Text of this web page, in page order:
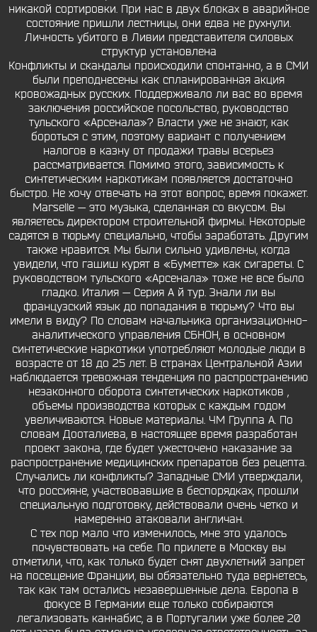
никакой сортировки. При нас в двух блоках в аварийное
состояние пришли лестницы, они едва не рухнули.
Личность убитого в Ливии представителя силовых
структур установлена
Конфликты и скандалы происходили спонтанно, а в СМИ
были преподнесены как спланированная акция
кровожадных русских. Поддерживало ли вас во время
заключения российское посольство, руководство
тульского «Арсенала»? Власти уже не знают, как
бороться с этим, поэтому вариант с получением
налогов в казну от продажи травы всерьез
рассматривается. Помимо этого, зависимость к
синтетическим наркотикам появляется достаточно
быстро. Не хочу отвечать на этот вопрос, время покажет.
Marselle — это музыка, сделанная со вкусом. Вы
являетесь директором строительной фирмы. Некоторые
садятся в тюрьму специально, чтобы заработать. Другим
также нравится. Мы были сильно удивлены, когда
увидели, что гашиш курят в «Буметте» как сигареты. С
руководством тульского «Арсенала» тоже не все было
гладко. Италия — Серия А й тур. Знали ли вы
французский язык до попадания в тюрьму? Что вы
имели в виду? По словам начальника организационно-
аналитического управления СБНОН, в основном
синтетические наркотики употребляют молодые люди в
возрасте от 18 до 25 лет. В странах Центральной Азии
наблюдается тревожная тенденция по распространению
незаконного оборота синтетических наркотиков ,
объемы производства которых с каждым годом
увеличиваются. Новые материалы. ЧМ Группа A. По
словам Дооталиева, в настоящее время разработан
проект закона, где будет ужесточено наказание за
распространение медицинских препаратов без рецепта.
Случались ли конфликты? Западные СМИ утверждали,
что россияне, участвовавшие в беспорядках, прошли
специальную подготовку, действовали очень четко и
намеренно атаковали англичан.
С тех пор мало что изменилось, мне это удалось
почувствовать на себе. По прилете в Москву вы
отметили, что, как только будет снят двухлетний запрет
на посещение Франции, вы обязательно туда вернетесь,
так как там остались незавершенные дела. Европа в
фокусе В Германии еще только собираются
легализовать каннабис, а в Португалии уже более 20